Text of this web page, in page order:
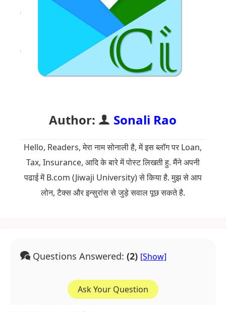
Author: Sonali Rao
Hello, Readers, मेरा नाम सोनाली है, में इस ब्लॉग पर Loan,
Tax, Insurance, आदि के बारे में पोस्ट लिखती हु. मैंने अपनी
पढाई में B.com (Jiwaji University) से किया है. मुझ से आप
लोन, टैक्स और इन्सुरांस से जुड़े सवाल पूछ सकते है.
Questions Answered: (2)
Ask Your Question